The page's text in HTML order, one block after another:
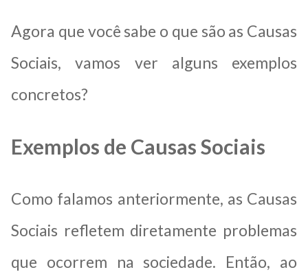
Agora que você sabe o que são as Causas
Sociais, vamos ver alguns exemplos
concretos?
Exemplos de Causas Sociais
Como falamos anteriormente, as Causas
Sociais refletem diretamente problemas
que ocorrem na sociedade. Então, ao